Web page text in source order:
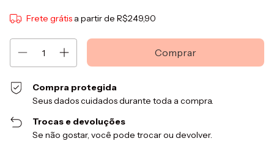
Frete grátis a partir de R$249,90
Compra protegida
Seus dados cuidados durante toda a compra.
Trocas e devoluções
Se não gostar, você pode trocar ou devolver.